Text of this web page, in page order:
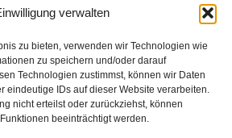
verwalten
zu bieten, verwenden wir Technologien wie
zu speichern und/oder darauf
Technologien zustimmst, können wir Daten
eindeutige IDs auf dieser Website verarbeiten.
nicht erteilst oder zurückziehst, können
beeinträchtigt werden.
in Aidlingen Kreis
Stuttgart